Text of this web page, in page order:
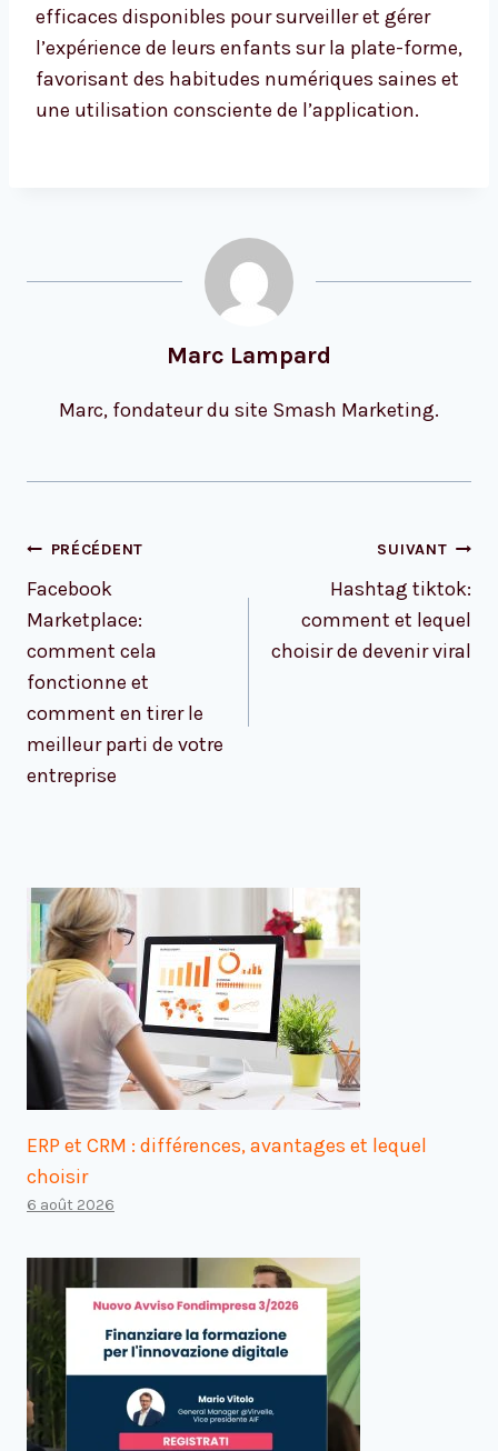
efficaces disponibles pour surveiller et gérer
l’expérience de leurs enfants sur la plate-forme,
favorisant des habitudes numériques saines et
une utilisation consciente de l’application.
Marc Lampard
Marc, fondateur du site Smash Marketing.
Navigation
l’article
PRÉCÉDENT
Facebook
Marketplace:
comment cela
fonctionne et
comment en tirer le
meilleur parti de votre
entreprise
SUIVANT
Hashtag tiktok:
comment et lequel
choisir de devenir viral
ERP et CRM : différences, avantages et lequel
choisir
6 août 2026